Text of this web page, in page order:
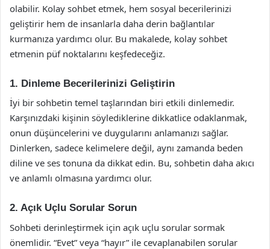
olabilir. Kolay sohbet etmek, hem sosyal becerilerinizi
geliştirir hem de insanlarla daha derin bağlantılar
kurmanıza yardımcı olur. Bu makalede, kolay sohbet
etmenin püf noktalarını keşfedeceğiz.
1. Dinleme Becerilerinizi Geliştirin
İyi bir sohbetin temel taşlarından biri etkili dinlemedir.
Karşınızdaki kişinin söylediklerine dikkatlice odaklanmak,
onun düşüncelerini ve duygularını anlamanızı sağlar.
Dinlerken, sadece kelimelere değil, aynı zamanda beden
diline ve ses tonuna da dikkat edin. Bu, sohbetin daha akıcı
ve anlamlı olmasına yardımcı olur.
2. Açık Uçlu Sorular Sorun
Sohbeti derinleştirmek için açık uçlu sorular sormak
önemlidir. “Evet” veya “hayır” ile cevaplanabilen sorular